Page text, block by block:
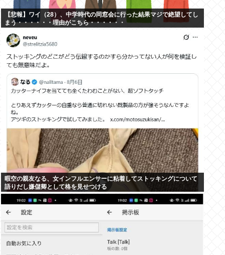
【悲報】ワイ（28）、中学時代の同窓会に行った結果マジで絶望してし
まう・・・・・・理由がこちら・・・・・・
暇空の親友なる、女インフルエンサーに粘着してストッキングについて
語りだし嫌儲卿として格を見せつける